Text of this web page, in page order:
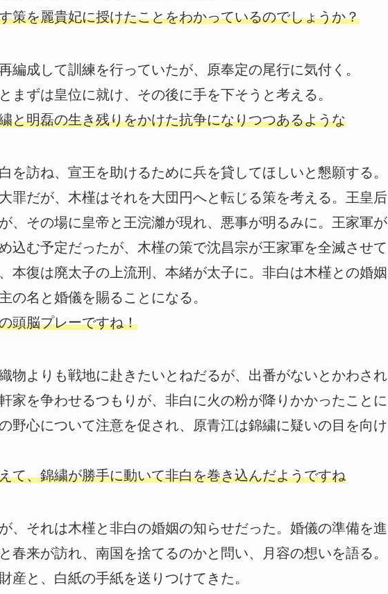
策を麗貴妃に授けたことをわかっているのでしょうか？
編成して訓練を行っていたが、原奉定の尾行に気付く。
まずは皇位に就け、その後に手を下そうと考える。
と明磊の生き残りをかけた抗争になりつつあるような
を訪ね、宣王を助けるために兵を貸してほしいと懇願する。
罪だが、木槿はそれを大団円へと転じる策を考える。王皇后
、その場に皇帝と王浣灕が現れ、悪事が明るみに。王家軍が
込む予定だったが、木槿の策で沈昌宗が王家軍を全滅させて
本復は廃太子の上流刑、本緒が太子に。非白は木槿との婚姻
の名と婚儀を賜ることになる。
頭脳プレーですね！
物よりも戦地に赴きたいとねだるが、出番がないとかわされ
家を争わせるつもりが、非白に火の粉が降りかかったことに
野心について注意を促され、原青江は錦繍に疑いの目を向け
て、錦繍が勝手に動いて非白を巻き込んだようですね
、それは木槿と非白の婚姻の知らせだった。婚儀の準備を進
春来が訪れ、南国を捨てるのかと問い、月容の想いを語る。
産と、白紙の手紙を送りつけてきた。